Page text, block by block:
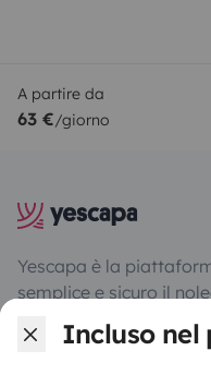
Incluso nel
A partire da
63 €/giorno
Yescapa è la
semplice e sicuro il
camperizzati,
per un viaggio